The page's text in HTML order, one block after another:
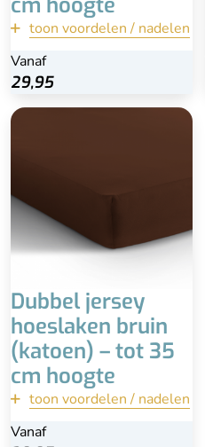
cm hoogte
toon voordelen / nadelen
Vanaf
29,95
terug
Bekijk
Dubbel jersey
hoeslaken bruin
(katoen) – tot 35
cm hoogte
toon voordelen / nadelen
Vanaf
2 persoons - 160/180 x
Matrashoogte tot 35 cm
terug
Bekijk